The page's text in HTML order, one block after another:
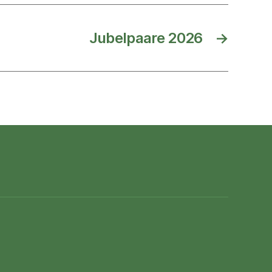
→
Jubelpaare 2026